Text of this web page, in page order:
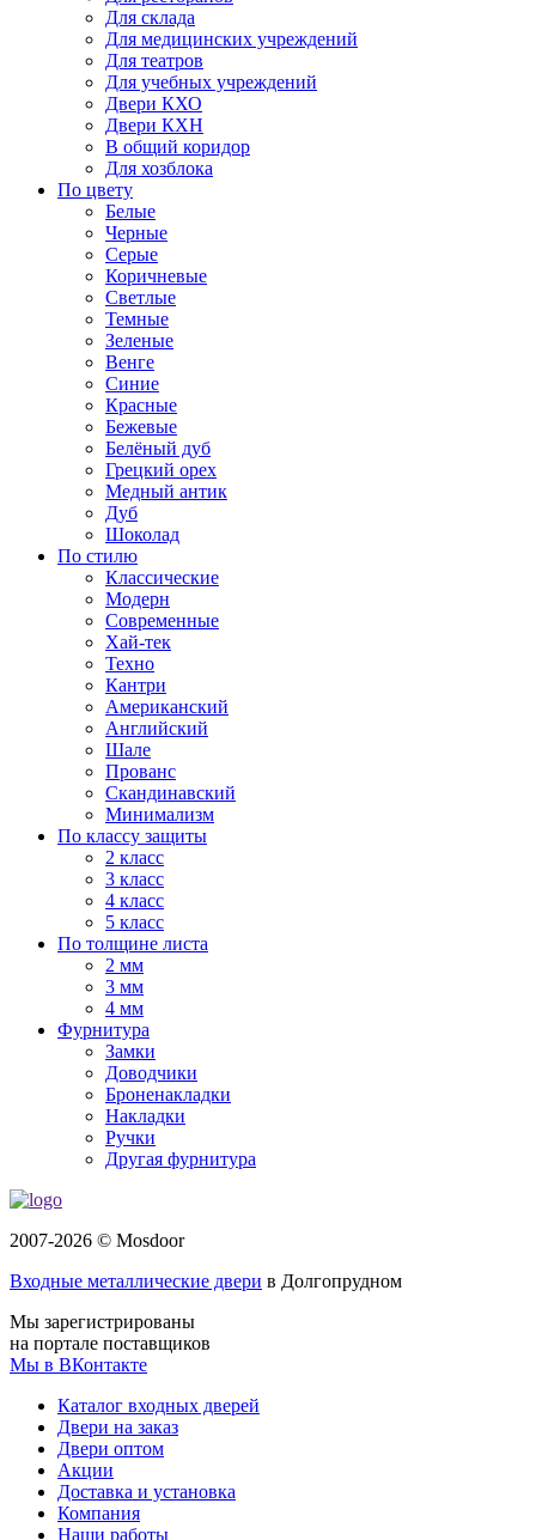
Для склада
Для медицинских учреждений
Для театров
Для учебных учреждений
Двери КХО
Двери КХН
В общий коридор
Для хозблока
По цвету
Белые
Черные
Серые
Коричневые
Светлые
Темные
Зеленые
Венге
Синие
Красные
Бежевые
Белёный дуб
Грецкий орех
Медный антик
Дуб
Шоколад
По стилю
Классические
Модерн
Современные
Хай-тек
Техно
Кантри
Американский
Английский
Шале
Прованс
Скандинавский
Минимализм
По классу защиты
2 класс
3 класс
4 класс
5 класс
По толщине листа
2 мм
3 мм
4 мм
Фурнитура
Замки
Доводчики
Броненакладки
Накладки
Ручки
Другая фурнитура
2007-2026 © Mosdoor
Входные металлические двери в Долгопрудном
Мы зарегистрированы
на портале поставщиков
Мы в ВКонтакте
Каталог входных дверей
Двери на заказ
Двери оптом
Акции
Доставка и установка
Компания
Наши работы